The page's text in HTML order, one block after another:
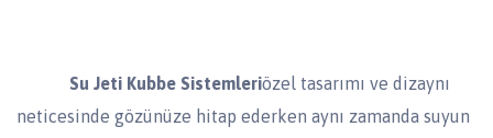
Su Jeti Kubbe Sistemleriözel tasarımı ve dizaynı
neticesinde gözünüze hitap ederken aynı zamanda suyun